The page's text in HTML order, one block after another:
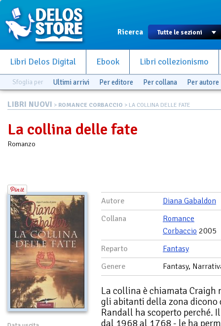
Ricerca
Libri Delos Digital Ebook Libri collezionismo
Sfoglia per Ultimi arrivi Per editore Per collana Per autore
LIBRI NUOVI > ROMANCE CORBACCIO > LA COLLINA DELLE FATE
La collina delle fate
Romanzo
Autore
Diana Gabaldon
Collana
Romance
Corbaccio 2005
Reparto
Fantasy
Genere
Fantasy,
La collina è chiamata Craigh
gli abitanti della zona dicono
Randall ha scoperto perché.
dal 1968 al 1768 - le ha